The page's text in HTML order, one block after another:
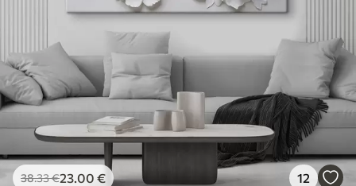
38.33€23 .00 € 12